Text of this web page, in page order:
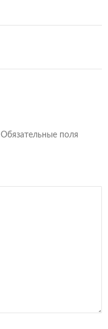
Обязательные поля